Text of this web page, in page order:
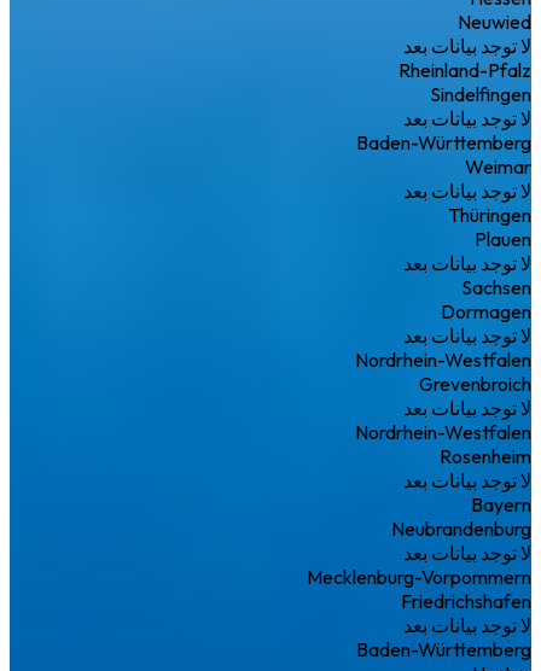
Neuwied
لا توجد بيانات بعد
Rheinland-Pfalz
Sindelfingen
لا توجد بيانات بعد
Baden-Württemberg
Weimar
لا توجد بيانات بعد
Thüringen
Plauen
لا توجد بيانات بعد
Sachsen
Dormagen
لا توجد بيانات بعد
Nordrhein-Westfalen
Grevenbroich
لا توجد بيانات بعد
Nordrhein-Westfalen
Rosenheim
لا توجد بيانات بعد
Bayern
Neubrandenburg
لا توجد بيانات بعد
Mecklenburg-Vorpommern
Friedrichshafen
لا توجد بيانات بعد
Baden-Württemberg